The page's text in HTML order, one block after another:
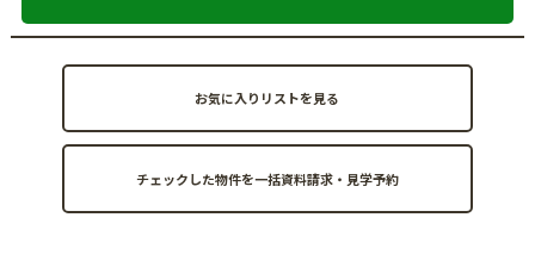
お気に入りリストを見る